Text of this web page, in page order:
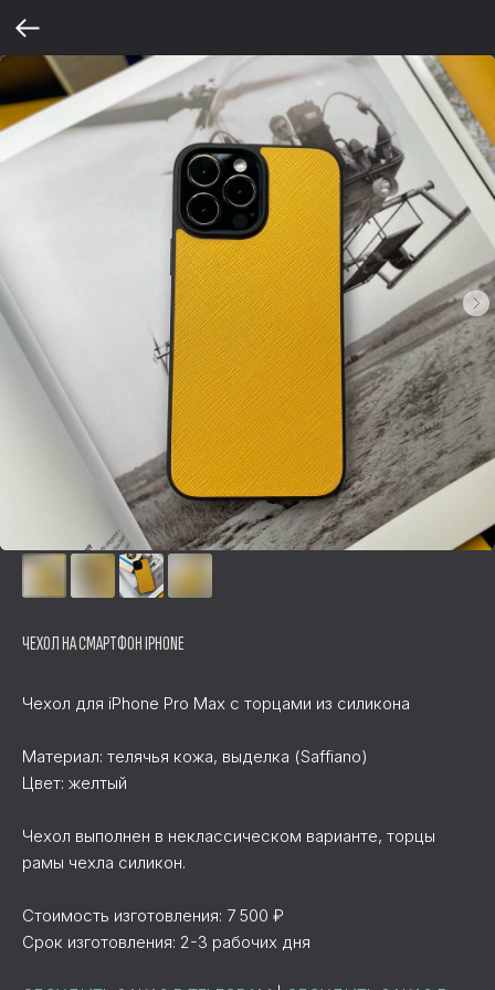
ЧЕХОЛ НА СМАРТФОН IPHONE
Чехол для iPhone Pro Max с торцами из силикона
Материал: телячья кожа, выделка (Saffiano)
Цвет: желтый
Чехол выполнен в неклассическом варианте, торцы
рамы чехла силикон.
Стоимость изготовления: 7 500 ₽
Срок изготовления: 2-3 рабочих дня